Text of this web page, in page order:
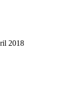
2018